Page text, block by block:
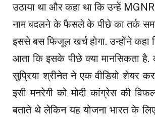
उठाया था और कहा था कि उन्हें
नाम बदलने के फैसले के पीछे का तर्क
इससे बस फिजूल खर्च होगा. उन्होंने
आता कि इसके पीछे क्या मानसिकता है.
सुप्रिया श्रीनेत ने एक वीडियो शेयर
इसी मनरेगी को मोदी कांग्रेस की
बताते थे लेकिन यह योजना भारत के